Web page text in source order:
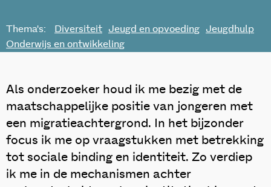
Thema's: Diversiteit Jeugd en opvoeding
Jeugdhulp
Onderwijs en ontwikkeling
Als onderzoeker houd ik me bezig met de
maatschappelijke positie van jongeren met
een migratieachtergrond. In het bijzonder
focus ik me op vraagstukken met betrekking
tot sociale binding en identiteit. Zo verdiep
ik me in de mechanismen achter